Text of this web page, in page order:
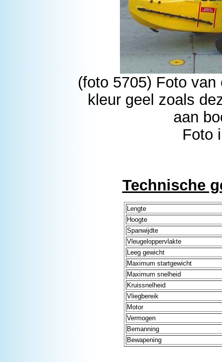
(foto 5705) Foto
kleur geel zoals
aan
Foto
Technische
Lengte
Hoogte
Spanwijdte
Vleugeloppervlakte
Leeg gewicht
Maximum startgewicht
Maximum snelheid
Kruissnelheid
Vliegbereik
Motor
Vermogen
Bemanning
Bewapening